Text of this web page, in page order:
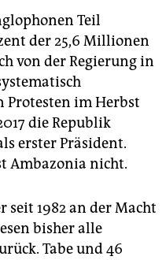
Teil
der 25,6 Millionen
von der Regierung in
Protesten im Herbst
die Republik
erster Präsident.
Ambazonia nicht.
seit 1982 an der Macht
bisher alle
Tabe und 46